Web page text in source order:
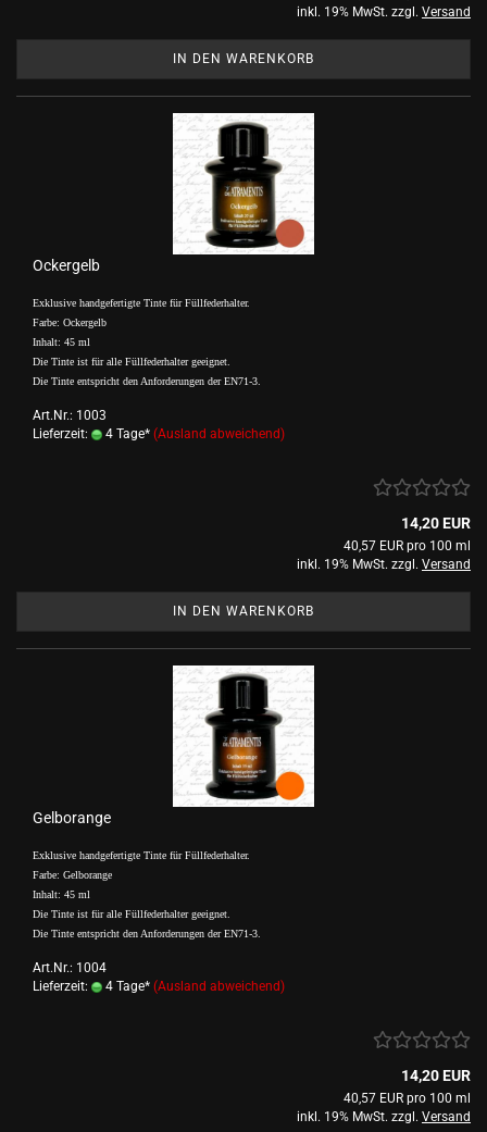
inkl. 19% MwSt. zzgl. Versand
IN DEN WARENKORB
Ockergelb
Exklusive handgefertigte Tinte für Füllfederhalter.
Farbe: Ockergelb
Inhalt: 45 ml
Die Tinte ist für alle Füllfederhalter geeignet.
Die Tinte entspricht den Anforderungen der EN71-3.
Art.Nr.: 1003
Lieferzeit:
4 Tage* (Ausland abweichend)
14,20 EUR
40,57 EUR pro 100 ml
inkl. 19% MwSt. zzgl. Versand
IN DEN WARENKORB
Gelborange
Exklusive handgefertigte Tinte für Füllfederhalter.
Farbe: Gelborange
Inhalt: 45 ml
Die Tinte ist für alle Füllfederhalter geeignet.
Die Tinte entspricht den Anforderungen der EN71-3.
Art.Nr.: 1004
Lieferzeit:
4 Tage* (Ausland abweichend)
14,20 EUR
40,57 EUR pro 100 ml
inkl. 19% MwSt. zzgl. Versand